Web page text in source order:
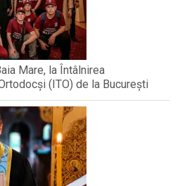
Mare, la Întâlnirea
(ITO) de la București